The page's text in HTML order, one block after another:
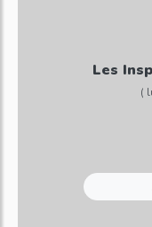
Les
(